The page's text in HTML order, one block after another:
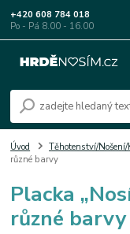
+420 608 784 018
Po - Pá 8.00 - 16.00
Úvod Těhotenství/
různé barvy
Placka
různé barvy